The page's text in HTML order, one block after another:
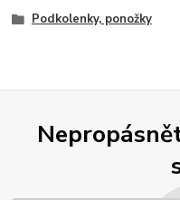
Podkolenky, ponožky